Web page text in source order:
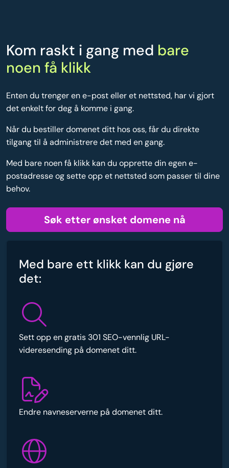
Kom raskt i gang med bare
noen få klikk
Enten du trenger en e-post eller et nettsted, har vi gjort
det enkelt for deg å komme i gang.
Når du bestiller domenet ditt hos oss, får du direkte
tilgang til å administrere det med en gang.
Med bare noen få klikk kan du opprette din egen e-
postadresse og sette opp et nettsted som passer til dine
behov.
Søk etter ønsket domene nå
Med bare ett klikk kan du gjøre
det:
Sett opp en gratis 301 SEO-vennlig URL-
videresending på domenet ditt.
Endre navneserverne på domenet ditt.